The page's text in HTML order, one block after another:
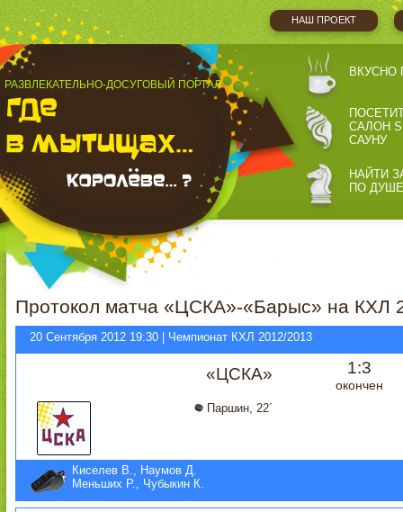
НАШ ПРОЕКТ
РАЗВЛЕКАТЕЛЬНО-ДОСУГОВЫЙ ПОРТАЛ
ВКУСНО
САЛОН
САУНУ
НАЙТИ
ПО ДУШЕ
Протокол матча «ЦСКА»-«Барыс» на КХЛ
20 Сентября 2012 19:30 | Чемпионат КХЛ 2012/2013
«ЦСКА» 1:3
окончен
Паршин, 22´
Киселев В., Наумов Д.
Меньших Р., Чубыкин К.